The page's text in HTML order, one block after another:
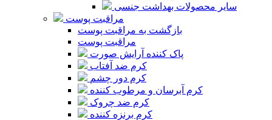
سایر محصولات بهداشت جنسی
مراقبت پوست
بازگشت به مراقبت پوست
مراقبت پوست
پاک کننده آرایش صورت
کرم ضد آفتاب
کرم دور چشم
کرم آبرسان و مرطوب کننده
کرم ضد چروک
کرم برنزه کننده